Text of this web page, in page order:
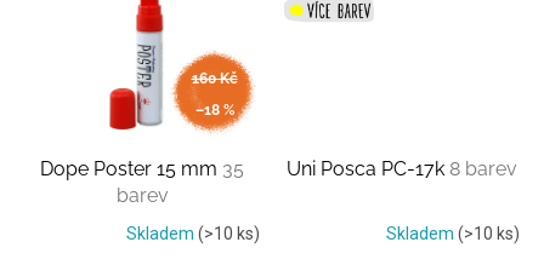
160 Kč
–18 %
Dope Poster 15 mm 35
barev
Skladem (>10 ks)
Uni Posca PC-17k 8 barev
Skladem (>10 ks)